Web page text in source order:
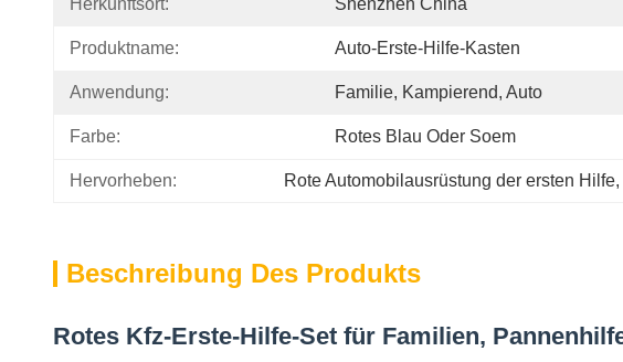
Herkunftsort: Shenzhen China
Produktname: Auto-Erste-Hilfe-Kasten
Anwendung: Familie, Kampierend, Auto
Farbe: Rotes Blau Oder Soem
Hervorheben: Rote Automobilausrüstung der ersten Hilfe,
Beschreibung Des Produkts
Rotes Kfz-Erste-Hilfe-Set für Familien,